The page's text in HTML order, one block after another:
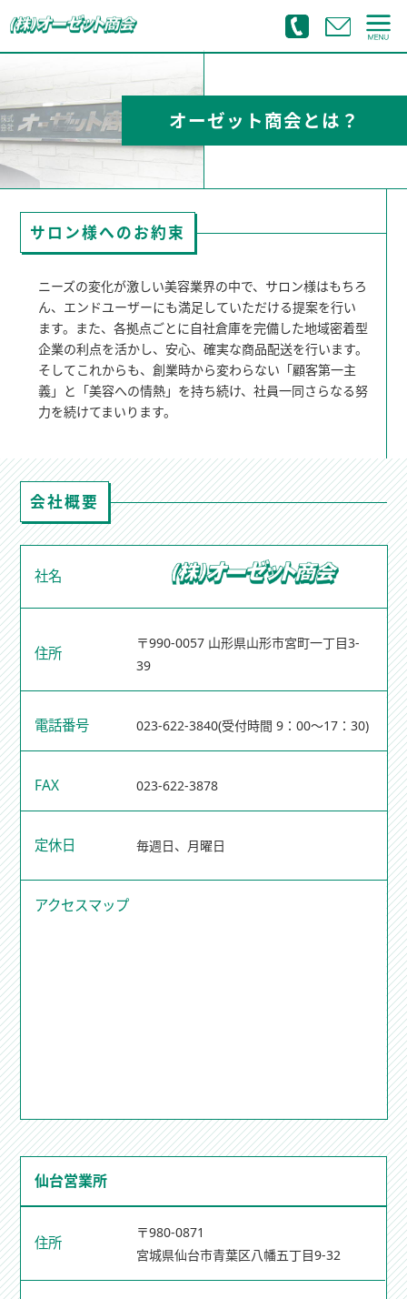
オーゼット商会とは？
サロン様へのお約束
ニーズの変化が激しい美容業界の中で、サロン様はもちろ
ん、エンドユーザーにも満足していただける提案を行い
ます。また、各拠点ごとに自社倉庫を完備した地域密着型
企業の利点を活かし、安心、確実な商品配送を行います。
そしてこれからも、創業時から変わらない「顧客第一主
義」と「美容への情熱」を持ち続け、社員一同さらなる努
力を続けてまいります。
会社概要
社名
住所
〒990-0057 山形県山形市宮町一丁目3-
39
電話番号 023-622-3840(受付時間 9：00～17：30)
FAX 023-622-3878
定休日 毎週日、月曜日
アクセスマップ
仙台営業所
住所
〒980-0871
宮城県仙台市青葉区八幡五丁目9-32